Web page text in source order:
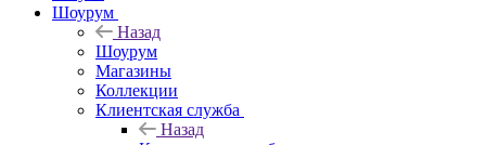
Шоурум
Назад
Шоурум
Магазины
Коллекции
Клиентская служба
Назад